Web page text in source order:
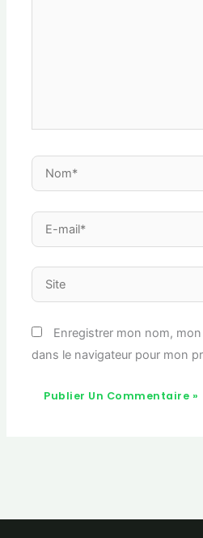
Nom*
mail*
Site
Enregistrer mon nom,
dans le navigateur pour mon